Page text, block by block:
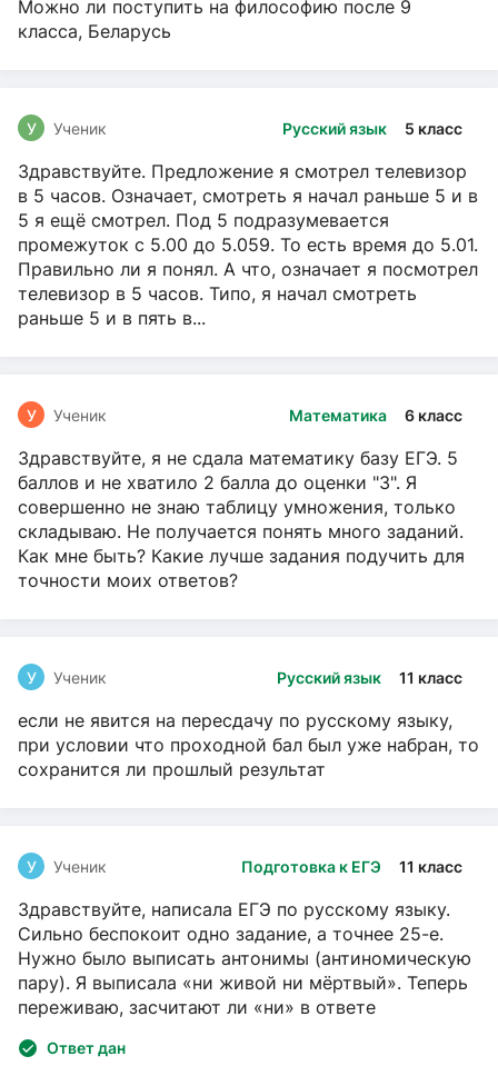
Можно ли поступить на философию после 9
класса, Беларусь
Русский язык 5 класс
У Ученик
Здравствуйте. Предложение я смотрел телевизор
в 5 часов. Означает, смотреть я начал раньше 5 и в
5 я ещё смотрел. Под 5 подразумевается
промежуток с 5.00 до 5.059. То есть время до 5.01.
Правильно ли я понял. А что, означает я посмотрел
телевизор в 5 часов. Типо, я начал смотреть
раньше 5 и в пять в...
Математика 6 класс
У Ученик
Здравствуйте, я не сдала математику базу ЕГЭ. 5
баллов и не хватило 2 балла до оценки "3". Я
совершенно не знаю таблицу умножения, только
складываю. Не получается понять много заданий.
Как мне быть? Какие лучше задания подучить для
точности моих ответов?
Русский язык 11 класс
У Ученик
если не явится на пересдачу по русскому языку,
при условии что проходной бал был уже набран, то
сохранится ли прошлый результат
Подготовка к ЕГЭ 11 класс
У Ученик
Здравствуйте, написала ЕГЭ по русскому языку.
Сильно беспокоит одно задание, а точнее 25-е.
Нужно было выписать антонимы (антиномическую
пару). Я выписала «ни живой ни мёртвый». Теперь
переживаю, засчитают ли «ни» в ответе
Ответ дан